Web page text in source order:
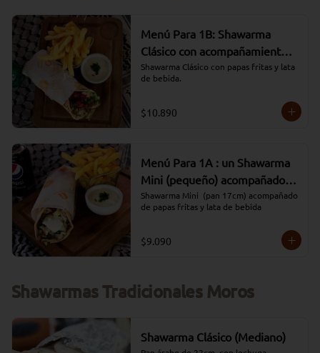
Menú Para 1B: Shawarma
Clásico con acompañamiento
de Papas y Lata
Shawarma Clásico con papas fritas y lata
de bebida.
$10.890
Menú Para 1A : un Shawarma
Mini (pequeño) acompañado
con papas fritas y lata de
bebida
Shawarma Mini  (pan 17cm) acompañado
de papas fritas y lata de bebida
$9.090
Shawarmas Tradicionales Moros
Shawarma Clásico (Mediano)